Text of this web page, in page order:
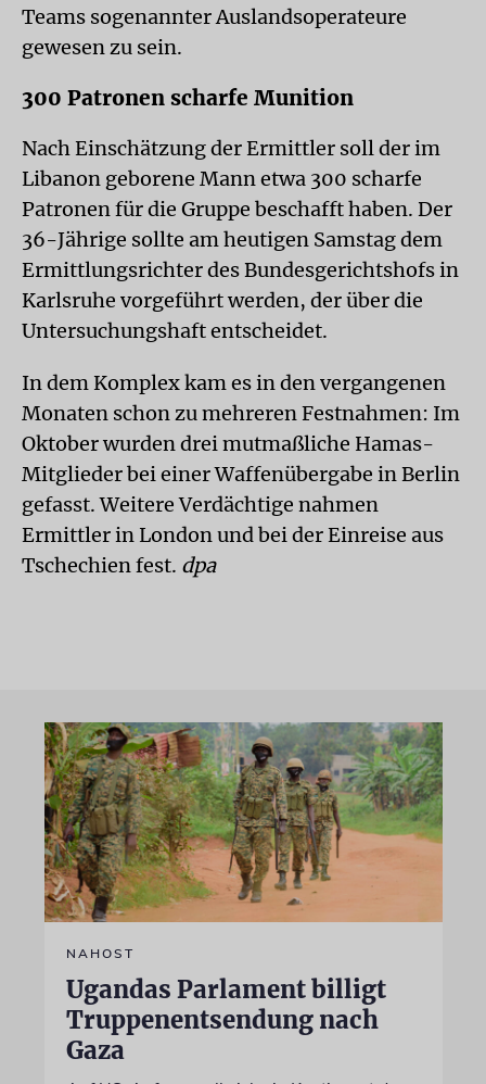
Teams sogenannter Auslandsoperateure
gewesen zu sein.
300 Patronen scharfe Munition
Nach Einschätzung der Ermittler soll der im
Libanon geborene Mann etwa 300 scharfe
Patronen für die Gruppe beschafft haben. Der
36-Jährige sollte am heutigen Samstag dem
Ermittlungsrichter des Bundesgerichtshofs in
Karlsruhe vorgeführt werden, der über die
Untersuchungshaft entscheidet.
In dem Komplex kam es in den vergangenen
Monaten schon zu mehreren Festnahmen: Im
Oktober wurden drei mutmaßliche Hamas-
Mitglieder bei einer Waffenübergabe in Berlin
gefasst. Weitere Verdächtige nahmen
Ermittler in London und bei der Einreise aus
Tschechien fest. dpa
NAHOST
Ugandas Parlament billigt
Truppenentsendung nach
Gaza